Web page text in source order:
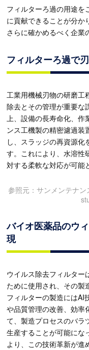
フィルターろ過の用途を
に貢献できることが分か
さらに確かめるべく企業
フィルターろ過で
工業用機械刃物の研磨工
除去とその管理が重要な
上、設備の長寿命化、作
ンス工機製の精密濾過
し、スラッジの再資源化
す。これにより、水溶性
対する柔軟な対応が可能
参照元：サンメンテナ
バイオ医薬品のウ
現
ウイルス除去フィルター
ために使用され、その製
フィルターの製造にはAI
や品質管理の改善、効率
て、製造プロセスのバラ
生産することが可能にな
より、この技術革新が進